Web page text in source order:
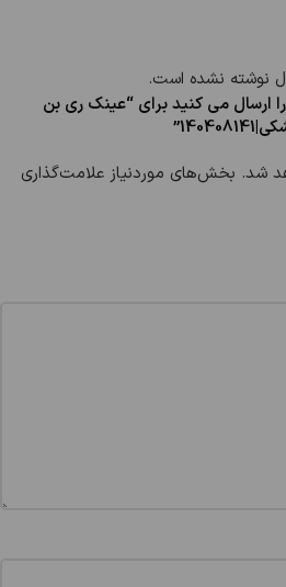
نوشته نشده است.
ارسال می کنید برای “عینک ری بن
شد. بخش‌های موردنیاز علامت‌گذاری